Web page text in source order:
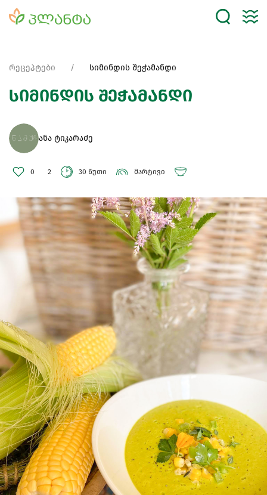
რეცეპტები სიმინდის შეჭამანდი
სიმინდის შეჭამანდი
ანა ტიკარაძე
0 2 30 წუთი მარტივი